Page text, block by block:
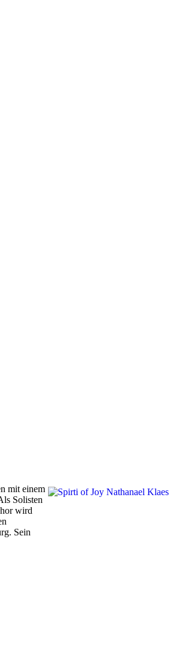
mit einem
Solisten
wird
Sein